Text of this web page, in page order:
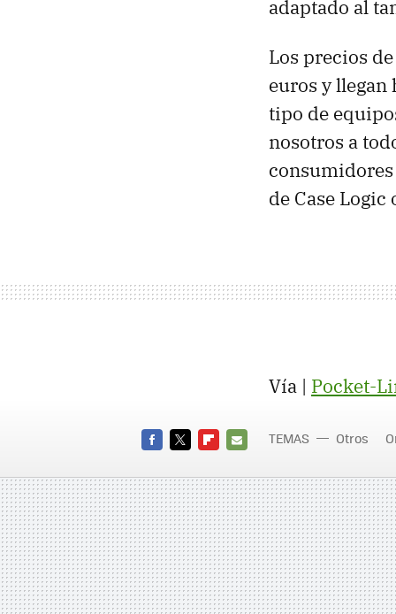
adaptado al
Los precios
euros y llegan
tipo de
nosotros a
de Case
Vía | Pocket-
MAIL
TEMAS Otros